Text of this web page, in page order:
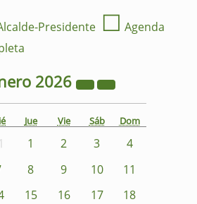
Presidente ☐ Agenda
2026
Jue Vie Sáb Dom
1 2 3
4
8 9 10
11
15 16 17
18